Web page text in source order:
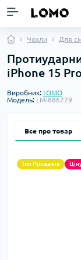
Чохли Для
iPhone 15 Pro
Виробник: LOMO
Модель: LM-886229
Все про товар
Топ Продажів